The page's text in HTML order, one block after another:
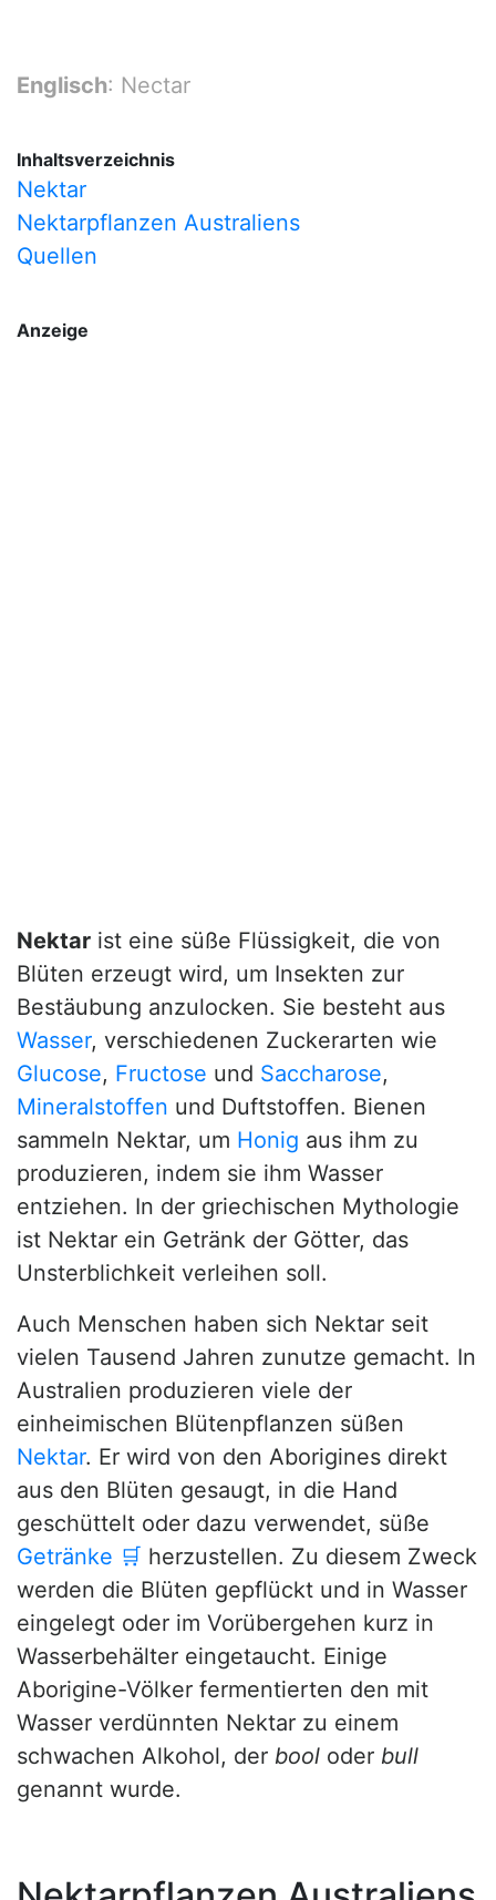
Englisch: Nectar
Inhaltsverzeichnis
Nektar
Nektarpflanzen Australiens
Quellen
Anzeige
Nektar ist eine süße Flüssigkeit, die von
Blüten erzeugt wird, um Insekten zur
Bestäubung anzulocken. Sie besteht aus
Wasser, verschiedenen Zuckerarten wie
Glucose, Fructose und Saccharose,
Mineralstoffen und Duftstoffen. Bienen
sammeln Nektar, um Honig aus ihm zu
produzieren, indem sie ihm Wasser
entziehen. In der griechischen Mythologie
ist Nektar ein Getränk der Götter, das
Unsterblichkeit verleihen soll.
Auch Menschen haben sich Nektar seit
vielen Tausend Jahren zunutze gemacht. In
Australien produzieren viele der
einheimischen Blütenpflanzen süßen
Nektar. Er wird von den Aborigines direkt
aus den Blüten gesaugt, in die Hand
geschüttelt oder dazu verwendet, süße
Getränke 🛒 herzustellen. Zu diesem Zweck
werden die Blüten gepflückt und in Wasser
eingelegt oder im Vorübergehen kurz in
Wasserbehälter eingetaucht. Einige
Aborigine-Völker fermentierten den mit
Wasser verdünnten Nektar zu einem
schwachen Alkohol, der bool oder bull
genannt wurde.